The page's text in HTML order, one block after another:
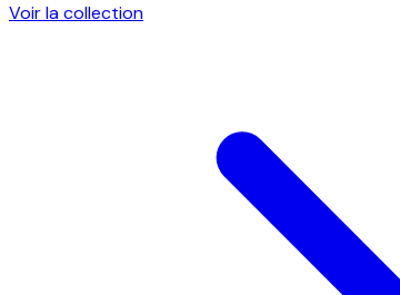
Voir la collection